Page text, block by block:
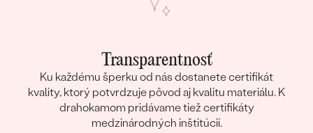
Transparentnosť
Ku každému šperku od nás dostanete certifikát
kvality, ktorý potvrdzuje pôvod aj kvalitu materiálu. K
drahokamom pridávame tiež certifikáty
medzinárodných inštitúcií.